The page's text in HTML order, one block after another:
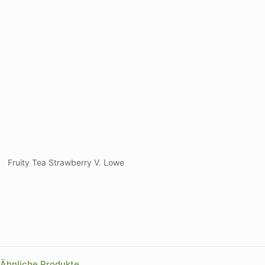
Fruity Tea Strawberry V. Lowe